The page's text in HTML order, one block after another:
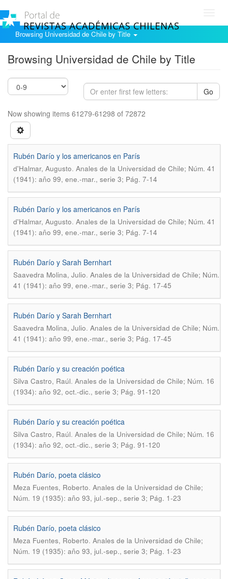
Browsing Universidad de Chile by Title
Browsing Universidad de Chile by Title
Go
Now showing items 61279-61298 of 72872
Rubén Darío y los americanos en París
d'Halmar, Augusto. Anales de la Universidad de Chile; Núm. 41
(1941): año 99, ene.-mar., serie 3; Pág. 7-14
Rubén Darío y los americanos en París
d'Halmar, Augusto. Anales de la Universidad de Chile; Núm. 41
(1941): año 99, ene.-mar., serie 3; Pág. 7-14
Rubén Darío y Sarah Bernhart
Saavedra Molina, Julio. Anales de la Universidad de Chile; Núm.
41 (1941): año 99, ene.-mar., serie 3; Pág. 17-45
Rubén Darío y Sarah Bernhart
Saavedra Molina, Julio. Anales de la Universidad de Chile; Núm.
41 (1941): año 99, ene.-mar., serie 3; Pág. 17-45
Rubén Darío y su creación poética
Silva Castro, Raúl. Anales de la Universidad de Chile; Núm. 16
(1934): año 92, oct.-dic., serie 3; Pág. 91-120
Rubén Darío y su creación poética
Silva Castro, Raúl. Anales de la Universidad de Chile; Núm. 16
(1934): año 92, oct.-dic., serie 3; Pág. 91-120
Rubén Darío, poeta clásico
Meza Fuentes, Roberto. Anales de la Universidad de Chile;
Núm. 19 (1935): año 93, jul.-sep., serie 3; Pág. 1-23
Rubén Darío, poeta clásico
Meza Fuentes, Roberto. Anales de la Universidad de Chile;
Núm. 19 (1935): año 93, jul.-sep., serie 3; Pág. 1-23